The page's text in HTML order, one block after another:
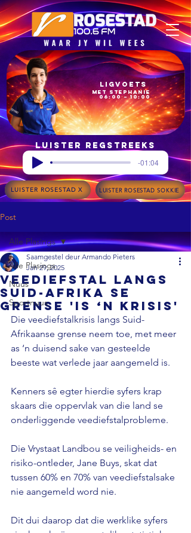
06:00 – 10:00
met Stephanie
Ligvoets
Luister regstreeks
-01:04
LUISTER ROSESTAD X LUISTER ROSESTAD SOKKIE
Post
Alle Plasings
Nuus
Sportnuus
Alle Plasings
Veediefstal langs
Suid-Afrika se
grense 'is ‘n krisis'
Saamgestel deur Armando Pieters
Jan 29, 2025
Die veediefstalkrisis langs Suid-
Afrikaanse grense neem toe, met meer
as ‘n duisend sake van gesteelde
beeste wat verlede jaar aangemeld is.
Kenners sê egter hierdie syfers krap
skaars die oppervlak van die land se
onderliggende veediefstalprobleme.
Die Vrystaat Landbou se veiligheids- en
risiko-ontleder, Jane Buys, skat dat
tussen 60% en 70% van veediefstalsake
nie aangemeld word nie.
Dit dui daarop dat die werklike syfers